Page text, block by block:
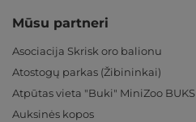
Mūsu partneri
Asociacija Skrisk oro balionu
Atostogų parkas (Žibininkai)
Atpūtas vieta "Buki" MiniZoo BUKS
Auksinės kopos